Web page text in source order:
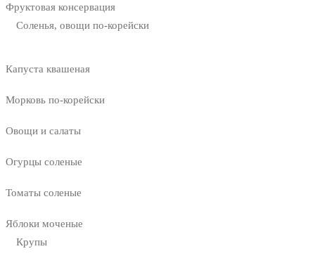
Фруктовая консервация
Соленья, овощи по-корейски
Капуста квашеная
Морковь по-корейски
Овощи и салаты
Огурцы соленые
Томаты соленые
Яблоки моченые
Крупы